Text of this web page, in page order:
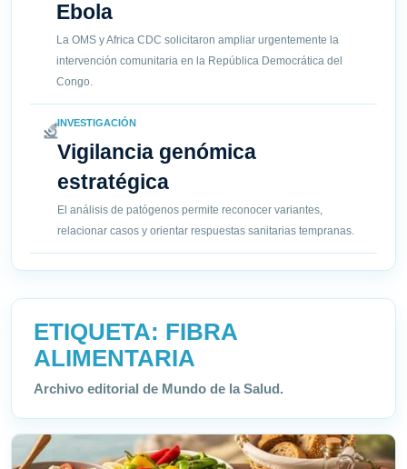
Ebola
La OMS y Africa CDC solicitaron ampliar urgentemente la
intervención comunitaria en la República Democrática del
Congo.
INVESTIGACIÓN
Vigilancia genómica
estratégica
El análisis de patógenos permite reconocer variantes,
relacionar casos y orientar respuestas sanitarias tempranas.
ETIQUETA: FIBRA
ALIMENTARIA
Archivo editorial de Mundo de la Salud.